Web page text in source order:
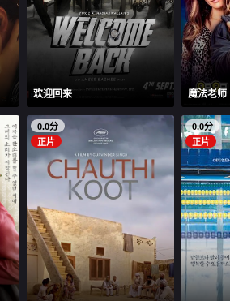
欢迎回来 魔法老师
0.0分
正片
0.0分
正片